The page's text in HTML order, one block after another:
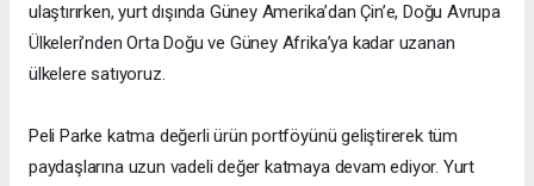
ulaştırırken, yurt dışında Güney Amerika’dan Çin’e, Doğu Avrupa
Ülkeleri’nden Orta Doğu ve Güney Afrika’ya kadar uzanan
ülkelere satıyoruz.
Peli Parke katma değerli ürün portföyünü geliştirerek tüm
paydaşlarına uzun vadeli değer katmaya devam ediyor. Yurt